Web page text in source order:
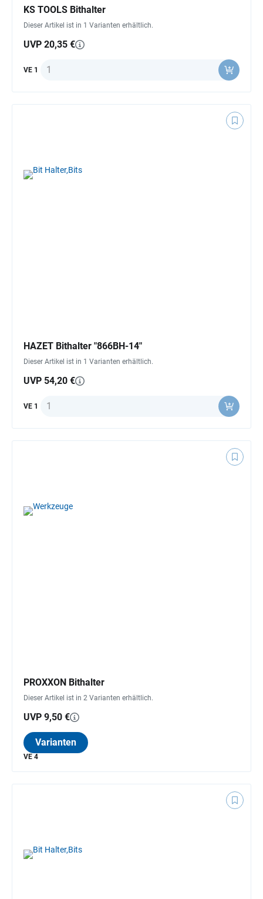
KS TOOLS Bithalter
Dieser Artikel ist in 1 Varianten erhältlich.
UVP 20,35 €
VE 1 Anzahl
HAZET Bithalter "866BH-14"
Dieser Artikel ist in 1 Varianten erhältlich.
UVP 54,20 €
VE 1 Anzahl
PROXXON Bithalter
Dieser Artikel ist in 2 Varianten erhältlich.
UVP 9,50 €
Varianten
VE 4